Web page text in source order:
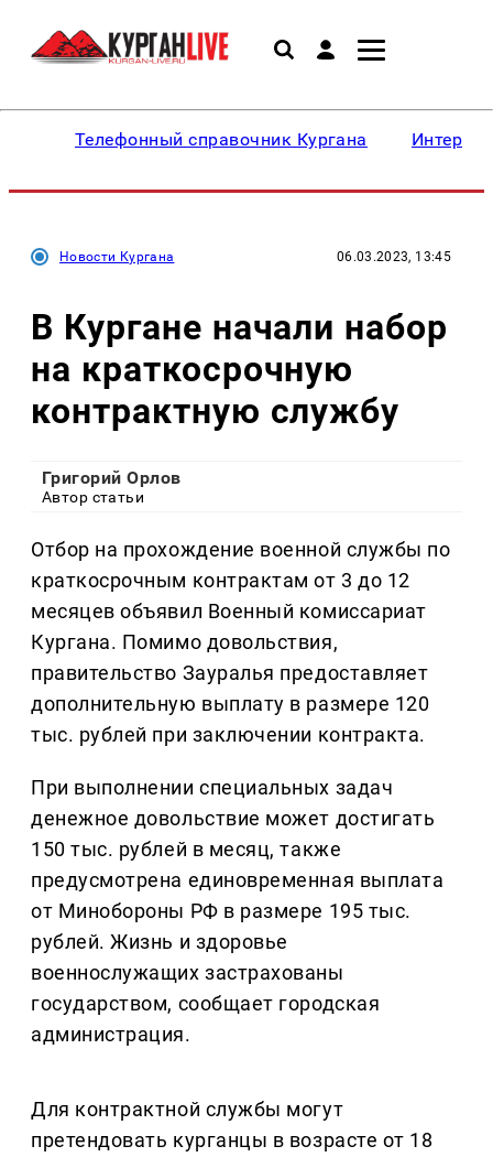
Телефонный справочник Кургана
Новости Кургана 06.03.2023, 13:45
В Кургане начали набор
на краткосрочную
контрактную службу
Григорий Орлов
Автор статьи
Отбор на прохождение военной службы по
краткосрочным контрактам от 3 до 12
месяцев объявил Военный комиссариат
Кургана. Помимо довольствия,
правительство Зауралья предоставляет
дополнительную выплату в размере 120
тыс. рублей при заключении контракта.
При выполнении специальных задач
денежное довольствие может достигать
150 тыс. рублей в месяц, также
предусмотрена единовременная выплата
от Минобороны РФ в размере 195 тыс.
рублей. Жизнь и здоровье
военнослужащих застрахованы
государством, сообщает городская
администрация.
Для контрактной службы могут
претендовать курганцы в возрасте от 18